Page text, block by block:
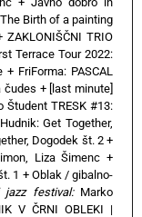
Birth of a painting
ZAKLONIŠČNI TRIO
Terrace Tour 2022:
+ FriForma: PASCAL
čudes + [last minute]
Študent TRESK #13:
Get Together,
Dogodek št. 2+
Liza Šimenc +
1 + Oblak / gibalno-
jazz festival:Marko
V ČRNI OBLEKI |